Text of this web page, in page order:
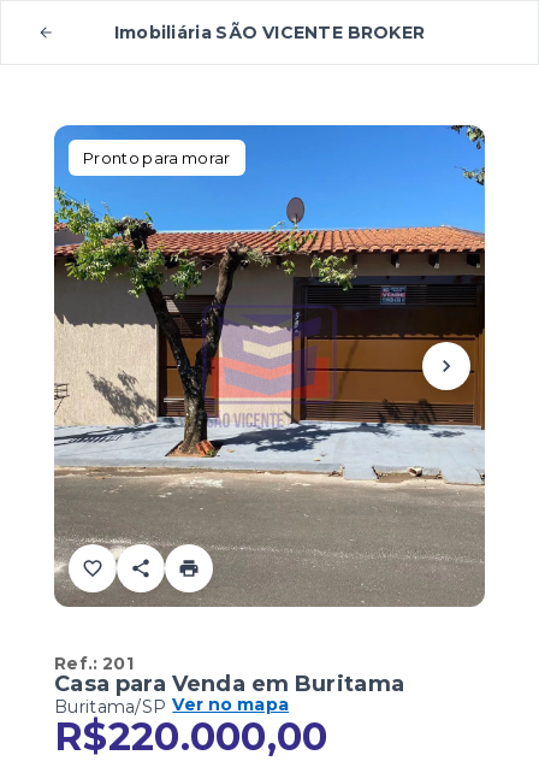
Imobiliária SÃO VICENTE BROKER
Pronto para morar
Ref.:201
Casa para Venda em Buritama
Buritama/SP Ver no mapa
R$220.000,00